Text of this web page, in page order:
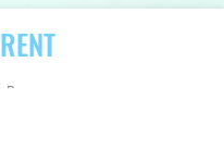
права защищены.